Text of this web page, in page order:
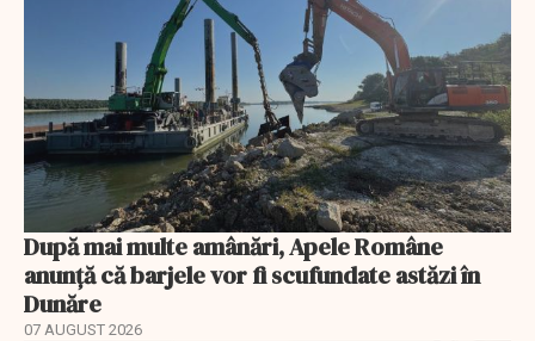
După mai multe amânări, Apele Române
anunță că barjele vor fi scufundate astăzi în
Dunăre
07 AUGUST 2026